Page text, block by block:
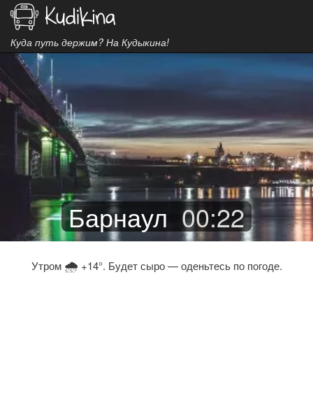
Куда путь держим? На Кудыкина!
Барнаул 00:22
Утром 🌧 +14°. Будет сыро — оденьтесь по погоде.